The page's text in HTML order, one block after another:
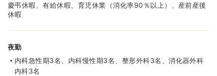
慶弔休暇、有給休暇、育児休業（消化率90％以上）、産前産後
休暇
夜勤
内科急性期3名、内科慢性期3名、整形外科3名、消化器外科
内科3名